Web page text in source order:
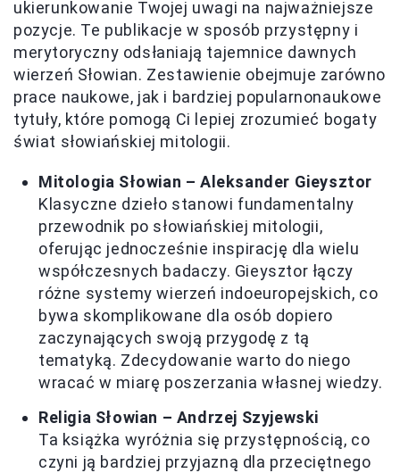
ukierunkowanie Twojej uwagi na najważniejsze
pozycje. Te publikacje w sposób przystępny i
merytoryczny odsłaniają tajemnice dawnych
wierzeń Słowian. Zestawienie obejmuje zarówno
prace naukowe, jak i bardziej popularnonaukowe
tytuły, które pomogą Ci lepiej zrozumieć bogaty
świat słowiańskiej mitologii.
Mitologia Słowian – Aleksander Gieysztor
Klasyczne dzieło stanowi fundamentalny
przewodnik po słowiańskiej mitologii,
oferując jednocześnie inspirację dla wielu
współczesnych badaczy. Gieysztor łączy
różne systemy wierzeń indoeuropejskich, co
bywa skomplikowane dla osób dopiero
zaczynających swoją przygodę z tą
tematyką. Zdecydowanie warto do niego
wracać w miarę poszerzania własnej wiedzy.
Religia Słowian – Andrzej Szyjewski
Ta książka wyróżnia się przystępnością, co
czyni ją bardziej przyjazną dla przeciętnego